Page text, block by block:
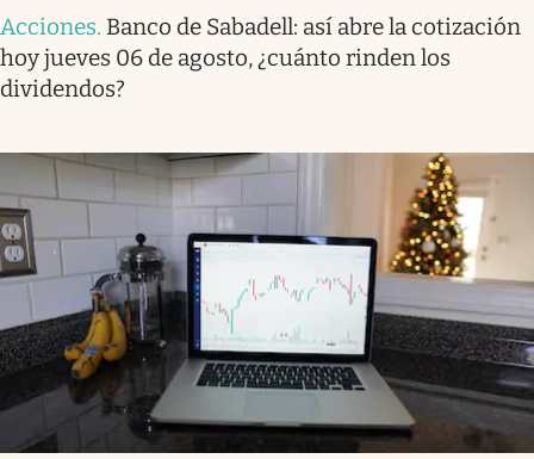
Acciones. Banco de Sabadell: así abre la cotización
hoy jueves 06 de agosto, ¿cuánto rinden los
dividendos?